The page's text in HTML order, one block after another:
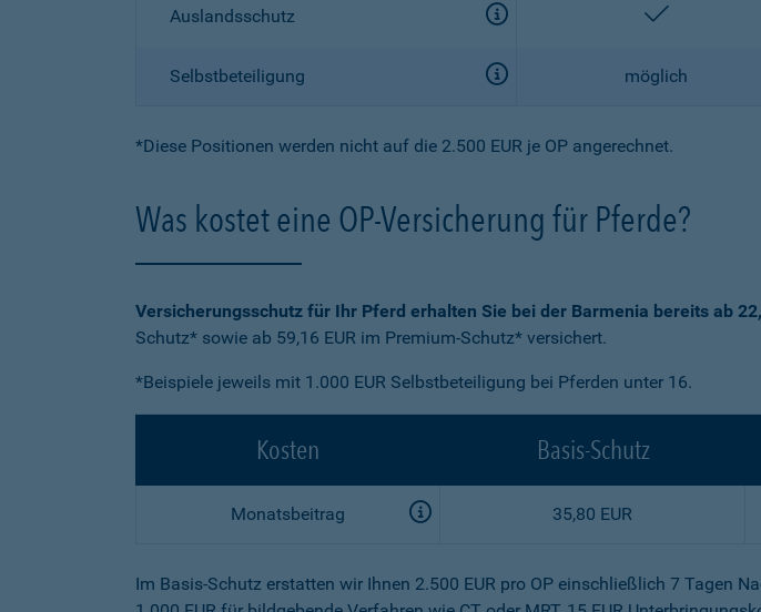
Auslandsschutz enthalten
Selbstbeteiligung möglich
*Diese Positionen werden nicht auf die 2.500 EUR je OP angerechnet.
Was kostet eine OP-Versicherung für Pferde?
Versicherungsschutz für Ihr Pferd erhalten Sie bei der Barmenia bereits ab
Schutz* sowie ab 59,16 EUR im Premium-Schutz* versichert.
*Beispiele jeweils mit 1.000 EUR Selbstbeteiligung bei Pferden unter 16.
Kosten Basis-Schutz
Monatsbeitrag 35,80 EUR
Im Basis-Schutz erstatten wir Ihnen 2.500 EUR pro OP einschließlich 7 Tagen